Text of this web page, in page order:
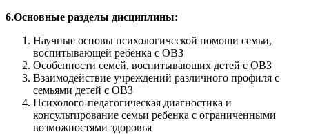
6.Основные разделы дисциплины:
Научные основы психологической помощи семьи,
воспитывающей ребенка с ОВЗ
Особенности семей, воспитывающих детей с ОВЗ
Взаимодействие учреждений различного профиля с
семьями детей с ОВЗ
Психолого-педагогическая диагностика и
консультирование семьи ребенка с ограниченными
возможностями здоровья